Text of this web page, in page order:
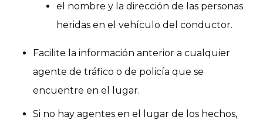
el nombre y la dirección de las personas
heridas en el vehículo del conductor.
Facilite la información anterior a cualquier
agente de tráfico o de policía que se
encuentre en el lugar.
Si no hay agentes en el lugar de los hechos,